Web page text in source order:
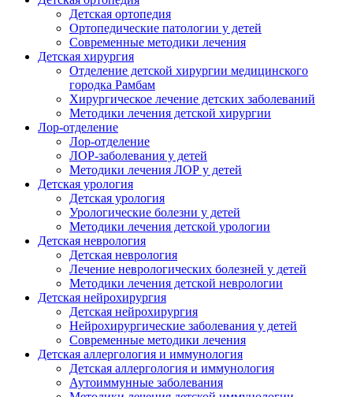
Детская ортопедия
Ортопедические патологии у детей
Современные методики лечения
Детская хирургия
Отделение детской хирургии медицинского
городка Рамбам
Хирургическое лечение детских заболеваний
Методики лечения детской хирургии
Лор-отделение
Лор-отделение
ЛОР-заболевания у детей
Методики лечения ЛОР у детей
Детская урология
Детская урология
Урологические болезни у детей
Методики лечения детской урологии
Детская неврология
Детская неврология
Лечение неврологических болезней у детей
Методики лечения детской неврологии
Детская нейрохирургия
Детская нейрохирургия
Нейрохирургические заболевания у детей
Современные методики лечения
Детская аллергология и иммунология
Детская аллергология и иммунология
Аутоиммунные заболевания